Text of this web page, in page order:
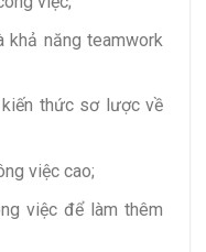
khả năng teamwork
thức sơ lược về
việc cao;
việc để làm thêm